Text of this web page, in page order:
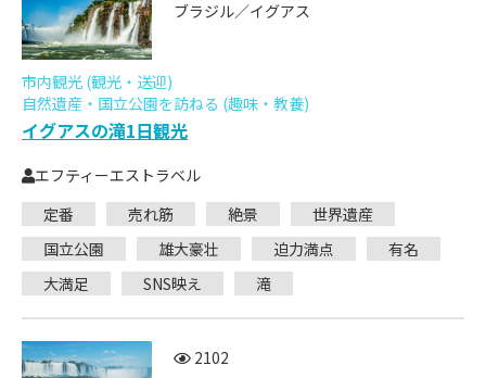
ブラジル／イグアス
市内観光 (観光・送迎)
自然遺産・国立公園を訪ねる (趣味・教養)
イグアスの滝1日観光
エフティーエストラベル
定番
売れ筋 絶景
世界遺産
国立公園
雄大豪壮 迫力満点
有名
大満足
SNS映え 滝
2102